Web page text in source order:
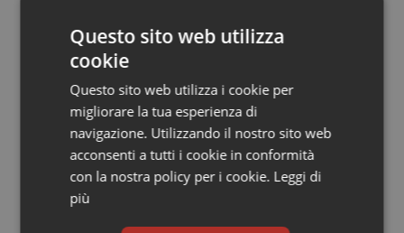
Tumore al seno
Tumore ovarico
Tumori del Polmone & Testa Collo
Tumori gastrointestinali
Ulcera & Reflusso
più previsto tra le voci di compartecipazione alla spesa
sanitaria a carico degli utenti.
19 Febbraio 2019
© Riproduzione riservata
Questo sito web utilizza
cookie
Questo sito web utilizza i cookie per
migliorare la tua esperienza di
navigazione. Utilizzando il nostro sito web
acconsenti a tutti i cookie in conformità
con la nostra policy per i cookie. Leggi di
più